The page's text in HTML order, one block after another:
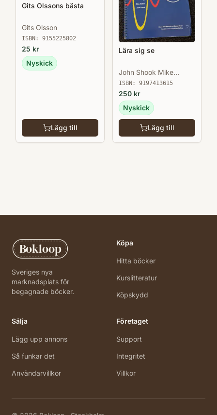
Gits Olssons bästa
Gits Olsson
ISBN: 9155225802
25 kr
Nyskick
Lägg till
Lära sig se
John Shook Mike
Rother
ISBN: 9197413615
250 kr
Nyskick
Lägg till
Bokloop
Sveriges nya
marknadsplats för
begagnade böcker.
Köpa
Hitta böcker
Kurslitteratur
Köpskydd
Sälja
Lägg upp annons
Så funkar det
Användarvillkor
Företaget
Support
Integritet
Villkor